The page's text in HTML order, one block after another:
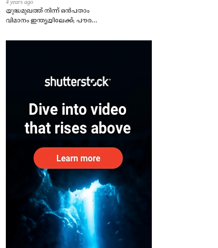
4 years ago
യുദ്ധമുഖത്ത് നിന്ന് ഒൻപതാം
വിമാനം ഇന്ത്യയിലേക്ക്; പൗരന്മാർ
– കേന്ദ്രം